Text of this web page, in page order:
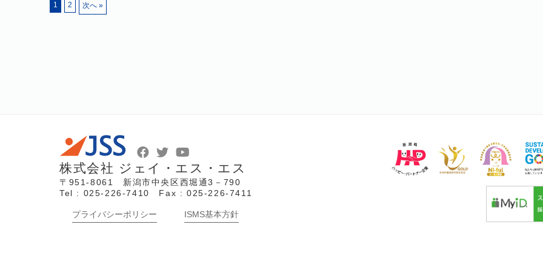
1 2 次へ »
株式会社 ジェイ・エス・エス
〒951-8061 新潟市中央区西堀通3－790
Tel : 025-226-7410 Fax : 025-226-7411
プライバシーポリシー ISMS基本方針